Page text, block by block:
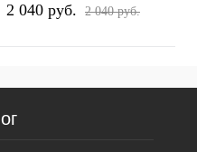
М0069062
2 040 pуб. 2 040 pуб.